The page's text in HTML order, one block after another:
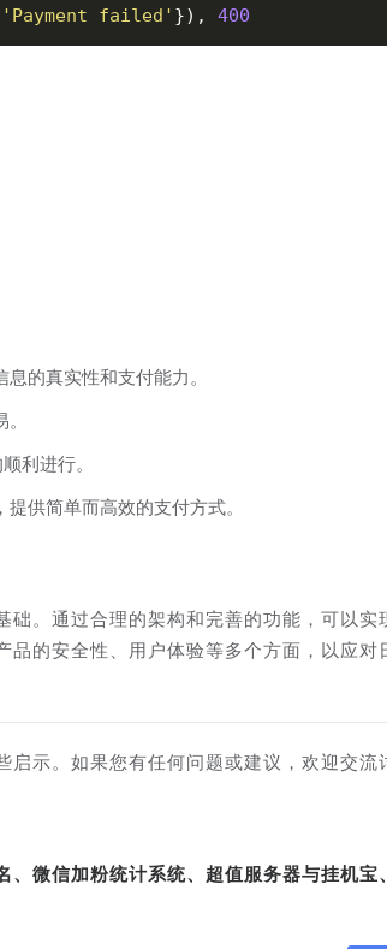
'Payment failed' }), 400
的真实性和支付能力。
利进行。
供简单而高效的支付方式。
础。通过合理的架构和完善的功能，可以实
的安全性、用户体验等多个方面，以应对
示。如果您有任何问题或建议，欢迎交流
、微信加粉统计系统、超值服务器与挂机宝